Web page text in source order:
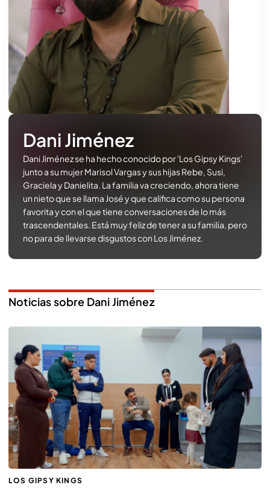
Dani Jiménez
Dani Jiménez se ha hecho conocido por 'Los Gipsy Kings'
junto a su mujer Marisol Vargas y sus hijas Rebe, Susi,
Graciela y Danielita. La familia va creciendo, ahora tiene
un nieto que se llama José y que califica como su persona
favorita y con el que tiene conversaciones de lo más
trascendentales. Está muy feliz de tener a su familia, pero
no para de llevarse disgustos con Los Jiménez.
Noticias sobre Dani Jiménez
LOS GIPSY KINGS